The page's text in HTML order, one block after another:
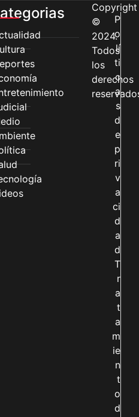
A
EN
EN
SUS
QUE
Y CREAN’
Copyright
©
2024.
Todos
los
derechos
P
o
lí
ti
c
a
s
d
e
p
ri
v
a
ci
d
a
d
T
r
a
t
a
m
ie
n
t
o
d